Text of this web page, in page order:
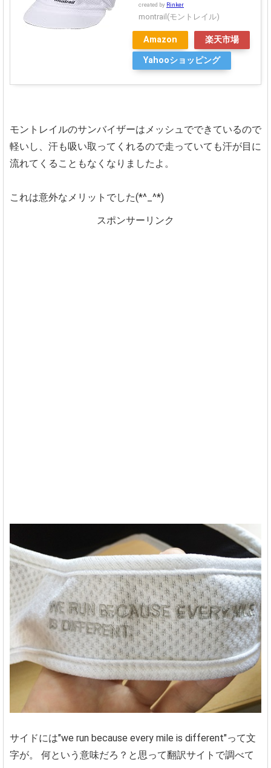
created by Rinker
montrail(モントレイル)
Amazon
楽天市場
Yahooショッピング
モントレイルのサンバイザーはメッシュでできているので
軽いし、汗も吸い取ってくれるので走っていても汗が目に
流れてくることもなくなりましたよ。
これは意外なメリットでした(*^_^*)
スポンサーリンク
サイドには"we run because every mile is different"って文
字が。
何という意味だろ？と思って翻訳サイトで調べて